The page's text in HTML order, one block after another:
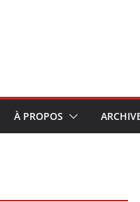
À PROPOS